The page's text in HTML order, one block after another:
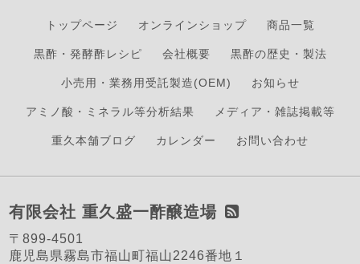
トップページ オンラインショップ 商品一覧
黒酢・発酵酢レシピ 会社概要 黒酢の歴史・製法
小売用・業務用受託製造(OEM) お知らせ
アミノ酸・ミネラル等分析結果 メディア・雑誌掲載等
重久本舗ブログ カレンダー お問い合わせ
有限会社 重久盛一酢醸造場
〒899-4501
鹿児島県霧島市福山町福山2246番地１